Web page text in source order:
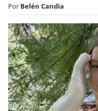
Por Belén Candia